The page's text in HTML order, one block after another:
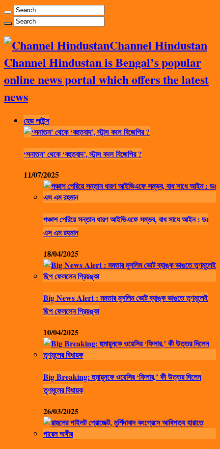
Channel Hindustan
Channel Hindustan is Bengal’s popular
online news portal which offers the latest
news
হেড লাইন্স
‘সনাতন’ থেকে ‘বহুতবাদ’, স্টান্স বদল বিজেপির ?
11/07/2025
পঞ্চাশ পেরিয়ে সন্তান ধারণ আইভিএফে সম্ভব, বাধ সাধে আইন : ডঃ
এস এম রহমান
18/04/2025
Big News Alert : মমতার মুসলিম ভোট ব্যাঙ্ক ভাঙতে তৃণমূলেই
ছিপ ফেললেন প্রিয়ঙ্কা
10/04/2025
Big Breaking: হুমায়ুনকে ওয়েসির ‘ফিলার,’ কী উত্তর দিলেন
তৃণমূলের বিধায়ক
26/03/2025